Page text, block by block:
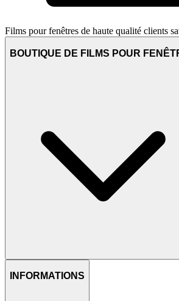
Films pour fenêtres de haute qualité clients
BOUTIQUE DE FILMS POUR
INFORMATIONS